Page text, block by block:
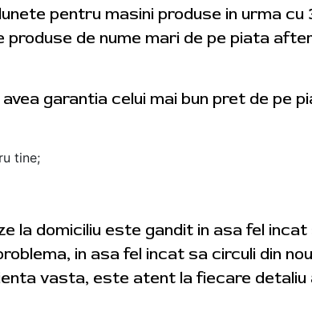
pentru masini produse in urma cu
de nume mari de pe piata
garantia celui mai bun pret de pe
tine;
la domiciliu este gandit in asa fel
in asa fel incat sa circuli din
vasta, este atent la fiecare